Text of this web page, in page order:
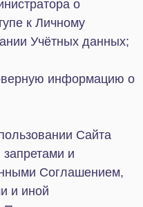
или
на
услуг,
в той